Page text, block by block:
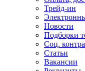
Трейд-ин
Новости
Подборки
Соц.
Статьи
Вакансии